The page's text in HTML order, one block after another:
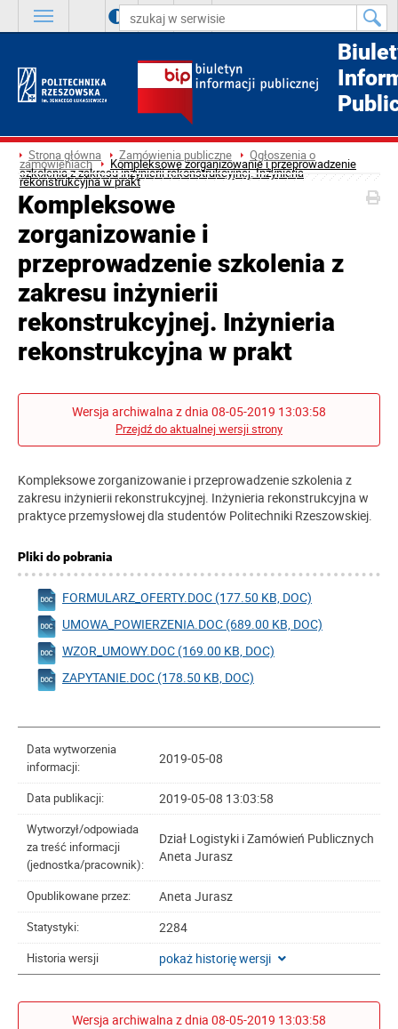
A A A
Strona główna Zamówienia publiczne Ogłoszenia o
zamówieniach Kompleksowe zorganizowanie i przeprowadzenie
szkolenia z zakresu inżynierii rekonstrukcyjnej. Inżynieria
rekonstrukcyjna w prakt
Kompleksowe
zorganizowanie i
przeprowadzenie szkolenia z
zakresu inżynierii
rekonstrukcyjnej. Inżynieria
rekonstrukcyjna w prakt
Wersja archiwalna z dnia 08-05-2019 13:03:58
Przejdź do aktualnej wersji strony
Kompleksowe zorganizowanie i przeprowadzenie szkolenia z
zakresu inżynierii rekonstrukcyjnej. Inżynieria rekonstrukcyjna w
praktyce przemysłowej dla studentów Politechniki Rzeszowskiej.
Pliki do pobrania
FORMULARZ_OFERTY.DOC (177.50 KB, DOC)
UMOWA_POWIERZENIA.DOC (689.00 KB, DOC)
WZOR_UMOWY.DOC (169.00 KB, DOC)
ZAPYTANIE.DOC (178.50 KB, DOC)
Data wytworzenia
informacji:
2019-05-08
Data publikacji: 2019-05-08 13:03:58
Wytworzył/odpowiada
za treść informacji
(jednostka/pracownik):
Dział Logistyki i Zamówień Publicznych
Aneta Jurasz
Opublikowane przez: Aneta Jurasz
Statystyki: 2284
Historia wersji pokaż historię wersji
Wersja archiwalna z dnia 08-05-2019 13:03:58